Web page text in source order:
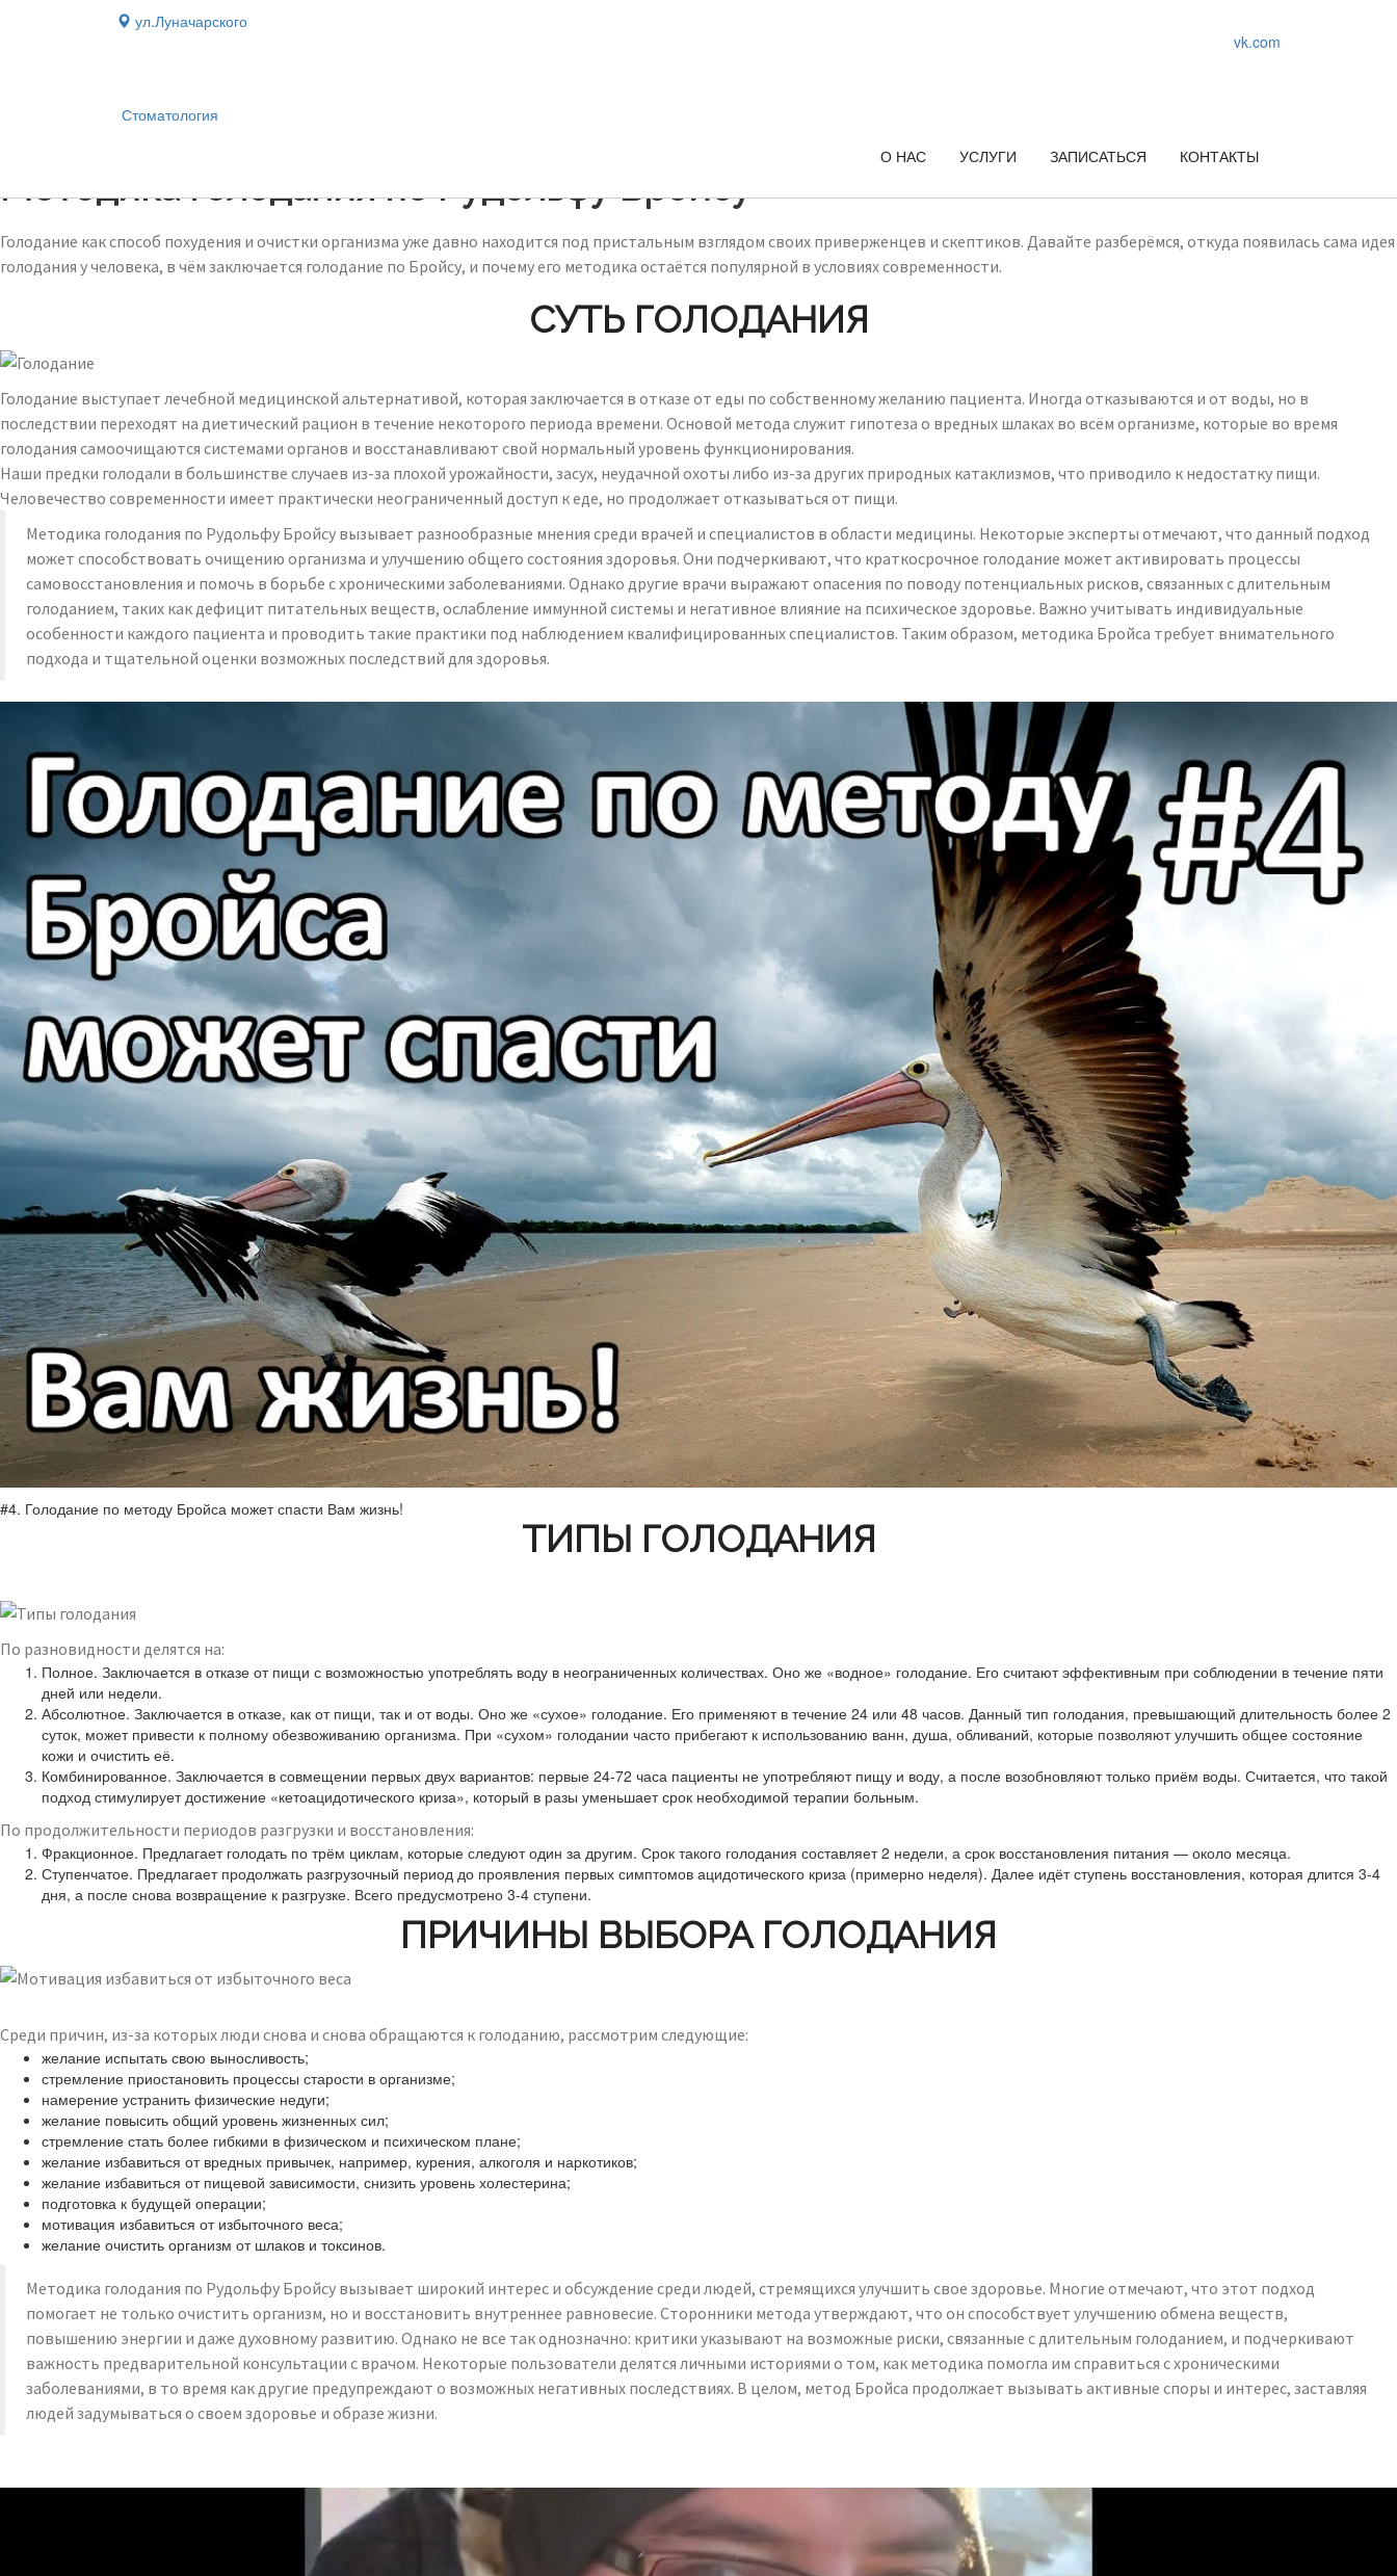
ул.Луначарского
vk.com
Стоматология
О НАС
УСЛУГИ ЗАПИСАТЬСЯ КОНТАКТЫ
Методика голодания по Рудольфу Бройсу
Голодание как способ похудения и очистки организма уже давно находится под пристальным взглядом своих приверженцев и скептиков. Давайте разберёмся, откуда появилась сама идея
голодания у человека, в чём заключается голодание по Бройсу, и почему его методика остаётся популярной в условиях современности.
СУТЬ ГОЛОДАНИЯ
Голодание выступает лечебной медицинской альтернативой, которая заключается в отказе от еды по собственному желанию пациента. Иногда отказываются и от воды, но в
последствии переходят на диетический рацион в течение некоторого периода времени. Основой метода служит гипотеза о вредных шлаках во всём организме, которые во время
голодания самоочищаются системами органов и восстанавливают свой нормальный уровень функционирования.
Наши предки голодали в большинстве случаев из-за плохой урожайности, засух, неудачной охоты либо из-за других природных катаклизмов, что приводило к недостатку пищи.
Человечество современности имеет практически неограниченный доступ к еде, но продолжает отказываться от пищи.
Методика голодания по Рудольфу Бройсу вызывает разнообразные мнения среди врачей и специалистов в области медицины. Некоторые эксперты отмечают, что данный подход
может способствовать очищению организма и улучшению общего состояния здоровья. Они подчеркивают, что краткосрочное голодание может активировать процессы
самовосстановления и помочь в борьбе с хроническими заболеваниями. Однако другие врачи выражают опасения по поводу потенциальных рисков, связанных с длительным
голоданием, таких как дефицит питательных веществ, ослабление иммунной системы и негативное влияние на психическое здоровье. Важно учитывать индивидуальные
особенности каждого пациента и проводить такие практики под наблюдением квалифицированных специалистов. Таким образом, методика Бройса требует внимательного
подхода и тщательной оценки возможных последствий для здоровья.
#4. Голодание по методу Бройса может спасти Вам жизнь!
ТИПЫ ГОЛОДАНИЯ
По разновидности делятся на:
Полное. Заключается в отказе от пищи с возможностью употреблять воду в неограниченных количествах. Оно же «водное» голодание. Его считают эффективным при соблюдении в течение пяти
дней или недели.
Абсолютное. Заключается в отказе, как от пищи, так и от воды. Оно же «сухое» голодание. Его применяют в течение 24 или 48 часов. Данный тип голодания, превышающий длительность более 2
суток, может привести к полному обезвоживанию организма. При «сухом» голодании часто прибегают к использованию ванн, душа, обливаний, которые позволяют улучшить общее состояние
кожи и очистить её.
Комбинированное. Заключается в совмещении первых двух вариантов: первые 24-72 часа пациенты не употребляют пищу и воду, а после возобновляют только приём воды. Считается, что такой
подход стимулирует достижение «кетоацидотического криза», который в разы уменьшает срок необходимой терапии больным.
По продолжительности периодов разгрузки и восстановления:
Фракционное. Предлагает голодать по трём циклам, которые следуют один за другим. Срок такого голодания составляет 2 недели, а срок восстановления питания — около месяца.
Ступенчатое. Предлагает продолжать разгрузочный период до проявления первых симптомов ацидотического криза (примерно неделя). Далее идёт ступень восстановления, которая длится 3-4
дня, а после снова возвращение к разгрузке. Всего предусмотрено 3-4 ступени.
ПРИЧИНЫ ВЫБОРА ГОЛОДАНИЯ
Среди причин, из-за которых люди снова и снова обращаются к голоданию, рассмотрим следующие:
желание испытать свою выносливость;
стремление приостановить процессы старости в организме;
намерение устранить физические недуги;
желание повысить общий уровень жизненных сил;
стремление стать более гибкими в физическом и психическом плане;
желание избавиться от вредных привычек, например, курения, алкоголя и наркотиков;
желание избавиться от пищевой зависимости, снизить уровень холестерина;
подготовка к будущей операции;
мотивация избавиться от избыточного веса;
желание очистить организм от шлаков и токсинов.
Методика голодания по Рудольфу Бройсу вызывает широкий интерес и обсуждение среди людей, стремящихся улучшить свое здоровье. Многие отмечают, что этот подход
помогает не только очистить организм, но и восстановить внутреннее равновесие. Сторонники метода утверждают, что он способствует улучшению обмена веществ,
повышению энергии и даже духовному развитию. Однако не все так однозначно: критики указывают на возможные риски, связанные с длительным голоданием, и подчеркивают
важность предварительной консультации с врачом. Некоторые пользователи делятся личными историями о том, как методика помогла им справиться с хроническими
заболеваниями, в то время как другие предупреждают о возможных негативных последствиях. В целом, метод Бройса продолжает вызывать активные споры и интерес, заставляя
людей задумываться о своем здоровье и образе жизни.